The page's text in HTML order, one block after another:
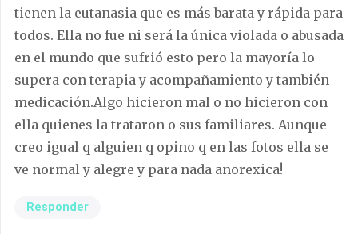
tienen la eutanasia que es más barata y rápida para
todos. Ella no fue ni será la única violada o abusada
en el mundo que sufrió esto pero la mayoría lo
supera con terapia y acompañamiento y también
medicación.Algo hicieron mal o no hicieron con
ella quienes la trataron o sus familiares. Aunque
creo igual q alguien q opino q en las fotos ella se
ve normal y alegre y para nada anorexica!
Responder